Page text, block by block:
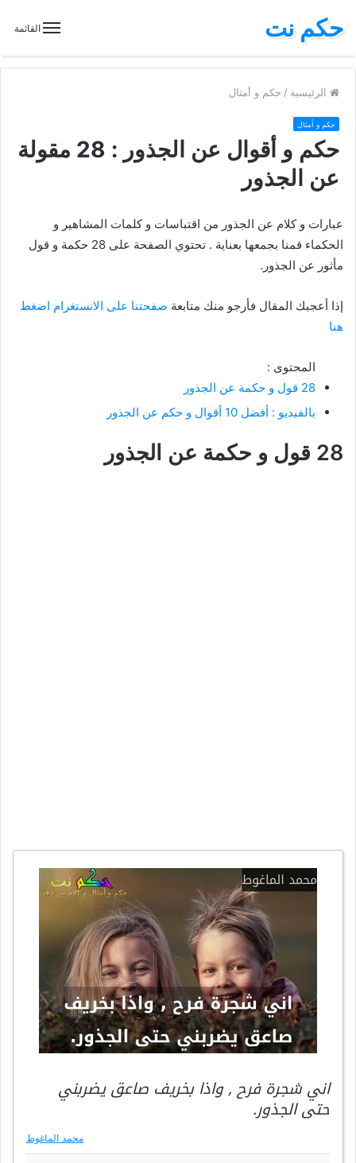
القائمة حكم نت
الرئيسية / حكم و أمثال
حكم و أمثال
حكم و أقوال عن الجذور : 28 مقولة
عن الجذور
عبارات و كلام عن الجذور من اقتباسات و كلمات المشاهير و
الحكماء قمنا بجمعها بعناية . تحتوي الصفحة على 28 حكمة و قول
مأثور عن الجذور.
إذا أعجبك المقال فأرجو منك متابعة صفحتنا على الانستغرام اضغط
هنا
المحتوى :
28 قول و حكمة عن الجذور
بالفيديو : أفضل 10 أقوال و حكم عن الجذور
28 قول و حكمة عن الجذور
اني شجرة فرح , واذا بخريف صاعق يضربني
حتى الجذور.
محمد الماغوط